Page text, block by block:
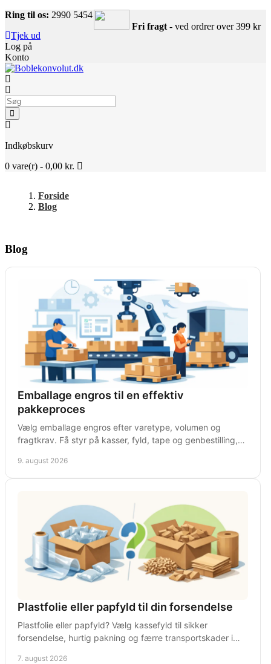
Ring til os: 2990 5454
Fri fragt - ved ordrer over 399 kr
Tjek ud
Log på
Konto
Indkøbskurv
0 vare(r) - 0,00 kr.
Forside
Blog
Blog
Emballage engros til en effektiv
pakkeproces
Vælg emballage engros efter varetype, volumen og
fragtkrav. Få styr på kasser, fyld, tape og genbestilling,
9. august 2026
Plastfolie eller papfyld til din forsendelse
Plastfolie eller papfyld? Vælg kassefyld til sikker
forsendelse, hurtig pakning og færre transportskader i
7. august 2026